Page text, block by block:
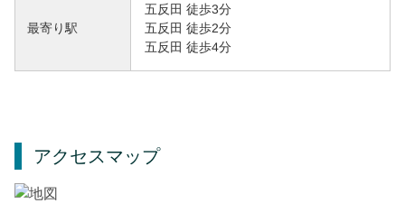
最寄り駅
五反田 徒歩3分
五反田 徒歩2分
五反田 徒歩4分
アクセスマップ